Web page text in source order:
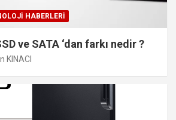
HABERLERI
ve SATA ‘dan farkı nedir ?
KINACI